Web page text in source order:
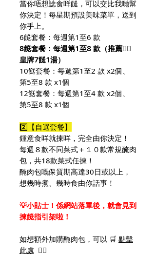
當你唔想諗食咩餸，可以交比我哋幫
你決定！每星期預設美味菜單，送到
你手上。
6餸套餐：每週第1至6 款
8餸套餐：每週第1至8 款（推薦👍🏻
皇牌7餸1湯）
10餸套餐：每週第1至2 款 x2個、
第5至8 款 x1個
12餸套餐：每週第1至4 款 x2個、
第5至8 款 x1個
2️⃣【自選套餐】
鍾意食咩就揀咩，完全由你決定！
每週８款不同菜式＋１０款常規醃肉
包，共18款菜式任揀！
醃肉包嘅保質期高達30日或以上，
想幾時煮、幾時食由你話事！
💡小貼士！係網站落單後，就會見到
揀餸指引架啦！
如想額外加購醃肉包，可以 🛒 點擊
此處 👈🏻